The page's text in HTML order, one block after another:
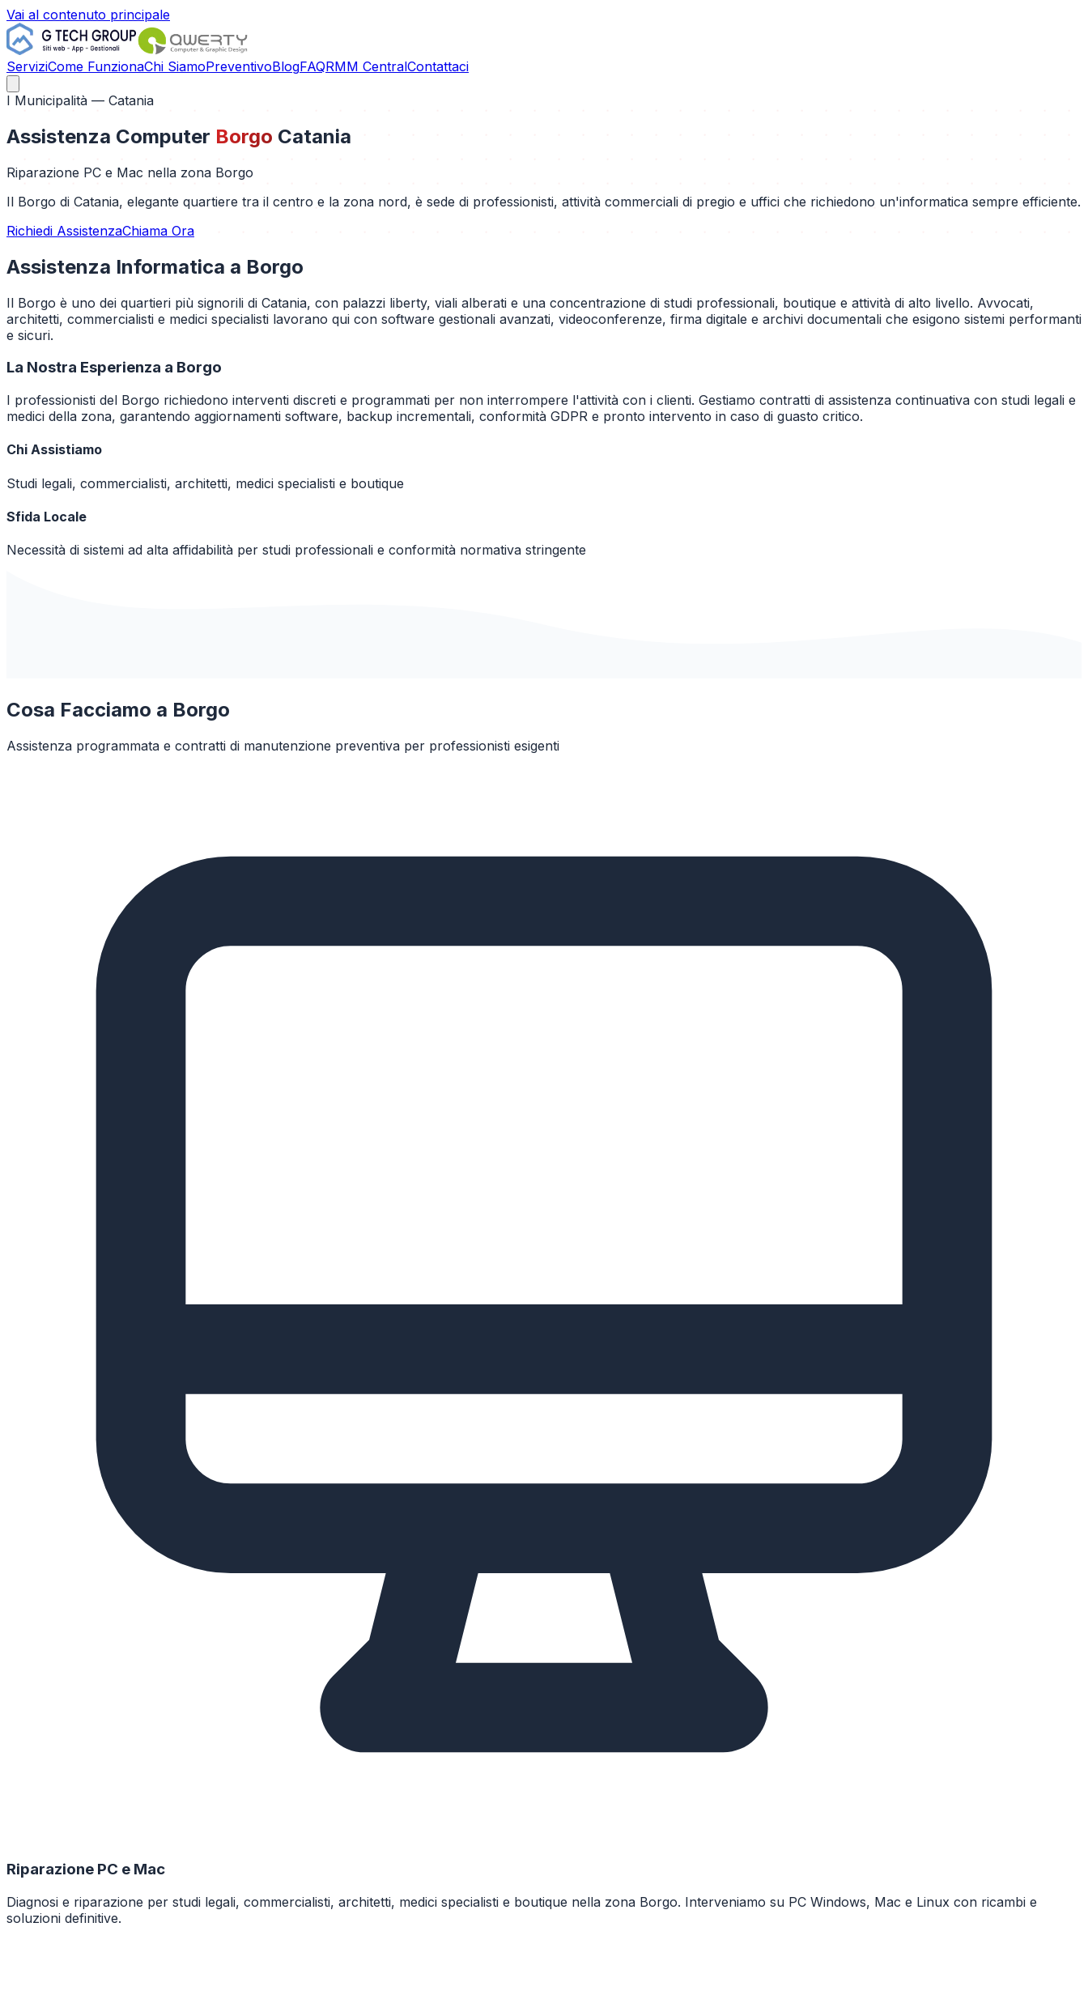
Vai al contenuto principale
ServiziCome FunzionaChi SiamoPreventivoBlogFAQRMM CentralContattaci
I Municipalità — Catania
Assistenza Computer Borgo Catania
Riparazione PC e Mac nella zona Borgo
Il Borgo di Catania, elegante quartiere tra il centro e la zona nord, è sede di professionisti, attività commerciali di pregio e uffici che richiedono un'informatica sempre efficiente.
Richiedi AssistenzaChiama Ora
Assistenza Informatica a Borgo
Il Borgo è uno dei quartieri più signorili di Catania, con palazzi liberty, viali alberati e una concentrazione di studi professionali, boutique e attività di alto livello. Avvocati,
architetti, commercialisti e medici specialisti lavorano qui con software gestionali avanzati, videoconferenze, firma digitale e archivi documentali che esigono sistemi performanti
e sicuri.
La Nostra Esperienza a Borgo
I professionisti del Borgo richiedono interventi discreti e programmati per non interrompere l'attività con i clienti. Gestiamo contratti di assistenza continuativa con studi legali e
medici della zona, garantendo aggiornamenti software, backup incrementali, conformità GDPR e pronto intervento in caso di guasto critico.
Chi Assistiamo
Studi legali, commercialisti, architetti, medici specialisti e boutique
Sfida Locale
Necessità di sistemi ad alta affidabilità per studi professionali e conformità normativa stringente
Cosa Facciamo a Borgo
Assistenza programmata e contratti di manutenzione preventiva per professionisti esigenti
Riparazione PC e Mac
Diagnosi e riparazione per studi legali, commercialisti, architetti, medici specialisti e boutique nella zona Borgo. Interveniamo su PC Windows, Mac e Linux con ricambi e
soluzioni definitive.